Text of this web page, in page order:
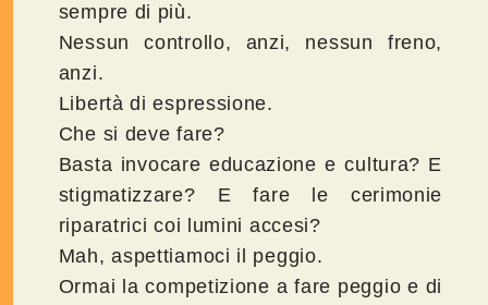
sempre di più.
Nessun controllo, anzi, nessun freno,
anzi.
Libertà di espressione.
Che si deve fare?
Basta invocare educazione e cultura? E
stigmatizzare? E fare le cerimonie
riparatrici coi lumini accesi?
Mah, aspettiamoci il peggio.
Ormai la competizione a fare peggio e di